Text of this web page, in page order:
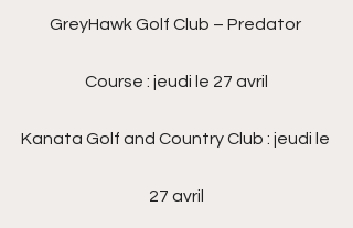
GreyHawk Golf Club – Predator
Course : jeudi le 27 avril
Kanata Golf and Country Club : jeudi le
27 avril